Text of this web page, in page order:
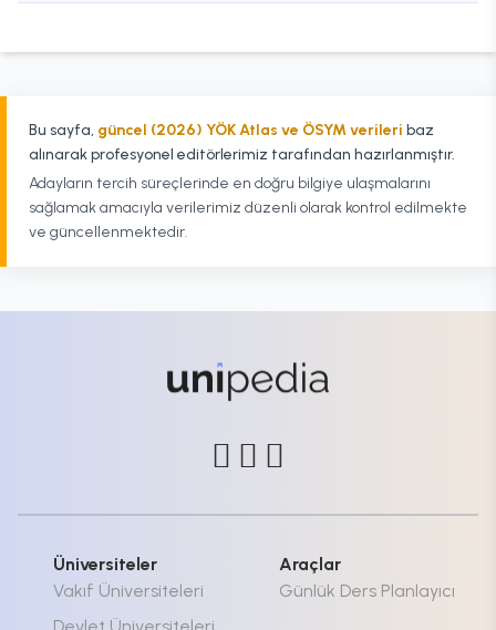
Bu sayfa, güncel (2026) YÖK Atlas ve ÖSYM verileri baz
alınarak profesyonel editörlerimiz tarafından hazırlanmıştır.
Adayların tercih süreçlerinde en doğru bilgiye ulaşmalarını
sağlamak amacıyla verilerimiz düzenli olarak kontrol edilmekte
ve güncellenmektedir.
Üniversiteler
Vakıf Üniversiteleri
Araçlar
Günlük Ders Planlayıcı